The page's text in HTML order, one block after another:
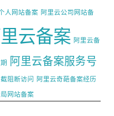
人网站备案 阿里云公司网站备
云备案 阿里云备
阿里云备案服务号
阻断访问 阿里云奇葩备案经历
网站备案